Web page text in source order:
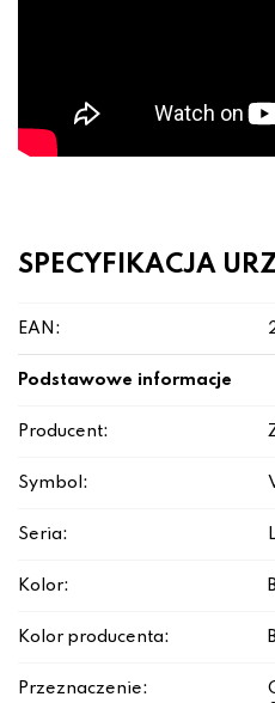
SPECYFIKACJA
EAN:
Podstawowe informacje
Producent:
Symbol:
Seria:
Kolor:
Kolor producenta:
Przeznaczenie: